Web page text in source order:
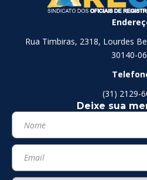
Rua Timbiras, 2318, Lourdes
30140-
(31) 2129-
Deixe sua